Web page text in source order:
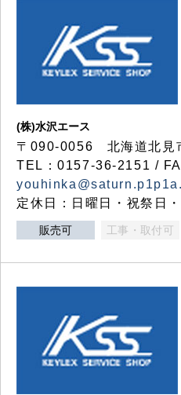
(株)水沢エース
〒090-0056 北海道北見
TEL：0157-36-2151 /
定休日：日曜日・祝祭日
販売可 工事・取付可